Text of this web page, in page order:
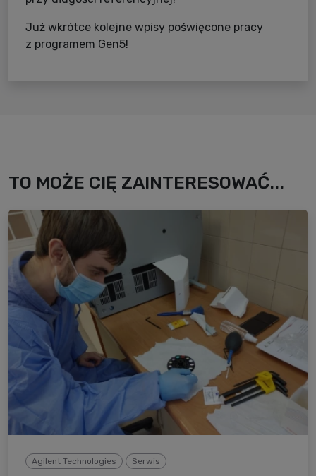
Już wkrótce kolejne wpisy poświęcone pracy
z programem Gen5!
TO MOŻE CIĘ ZAINTERESOWAĆ...
Agilent Technologies Serwis